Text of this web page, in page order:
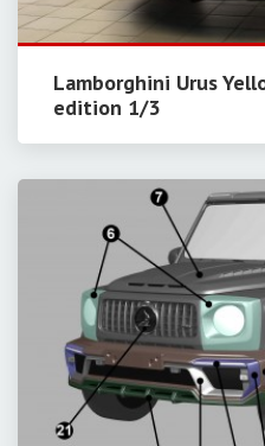
Lamborghini Urus
edition 1/3